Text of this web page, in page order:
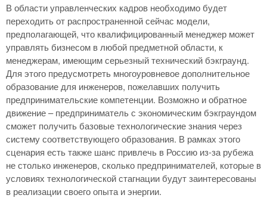
В области управленческих кадров необходимо будет
переходить от распространенной сейчас модели,
предполагающей, что квалифицированный менеджер может
управлять бизнесом в любой предметной области, к
менеджерам, имеющим серьезный технический бэкграунд.
Для этого предусмотреть многоуровневое дополнительное
образование для инженеров, пожелавших получить
предпринимательские компетенции. Возможно и обратное
движение – предприниматель с экономическим бэкграундом
сможет получить базовые технологические знания через
систему соответствующего образования. В рамках этого
сценария есть также шанс привлечь в Россию из-за рубежа
не столько инженеров, сколько предпринимателей, которые в
условиях технологической стагнации будут заинтересованы
в реализации своего опыта и энергии.